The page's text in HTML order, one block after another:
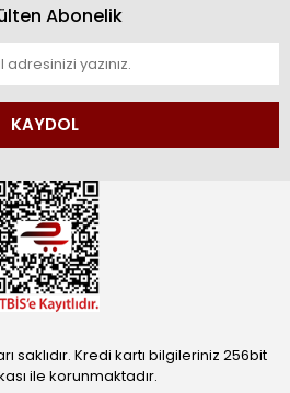
Abonelik
KAYDOL
saklıdır. Kredi kartı bilgileriniz 256bit
ile korunmaktadır.